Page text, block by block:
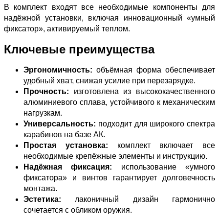
В комплект входят все необходимые компоненты для
надёжной установки, включая инновационный «умный
фиксатор», активируемый теплом.
Ключевые преимущества
Эргономичность: объёмная форма обеспечивает
удобный хват, снижая усилие при перезарядке.
Прочность: изготовлена из высококачественного
алюминиевого сплава, устойчивого к механическим
нагрузкам.
Универсальность: подходит для широкого спектра
карабинов на базе АК.
Простая установка: комплект включает все
необходимые крепёжные элементы и инструкцию.
Надёжная фиксация: использование «умного
фиксатора» и винтов гарантирует долговечность
монтажа.
Эстетика: лаконичный дизайн гармонично
сочетается с обликом оружия.